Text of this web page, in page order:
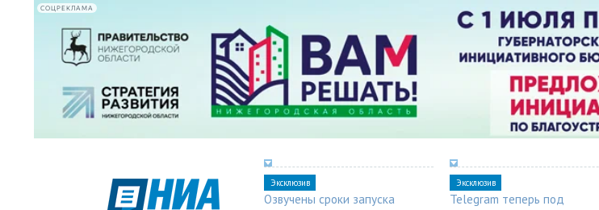
СОЦРЕКЛАМА
Эксклюзив
Озвучены сроки запуска
Эксклюзив
Telegram теперь под